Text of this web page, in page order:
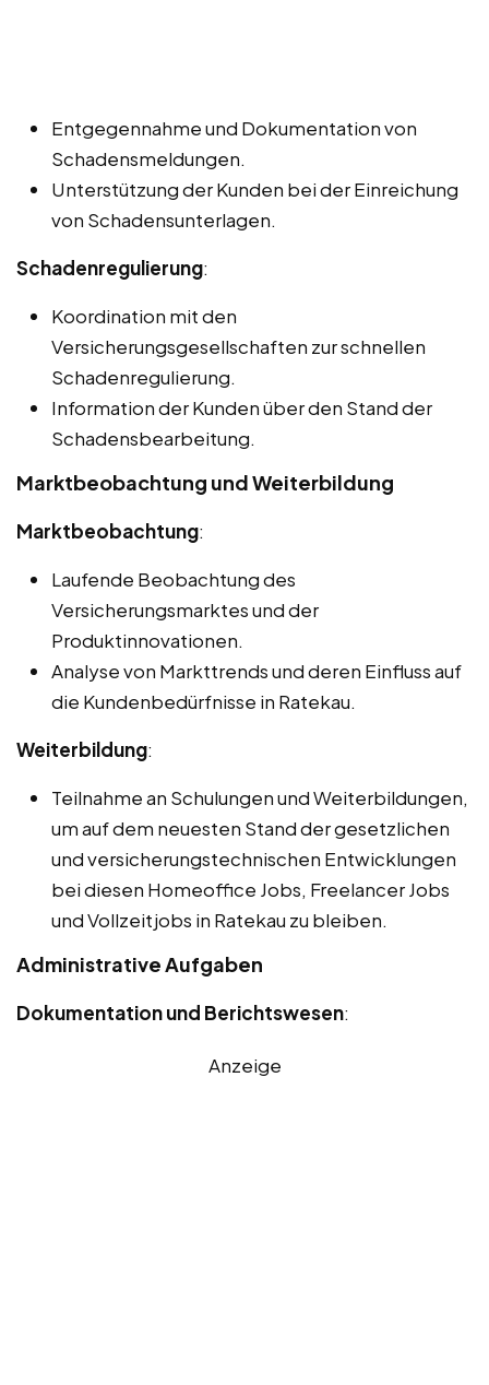
Entgegennahme und Dokumentation von
Schadensmeldungen.
Unterstützung der Kunden bei der Einreichung
von Schadensunterlagen.
Schadenregulierung:
Koordination mit den
Versicherungsgesellschaften zur schnellen
Schadenregulierung.
Information der Kunden über den Stand der
Schadensbearbeitung.
Marktbeobachtung und Weiterbildung
Marktbeobachtung:
Laufende Beobachtung des
Versicherungsmarktes und der
Produktinnovationen.
Analyse von Markttrends und deren Einfluss auf
die Kundenbedürfnisse in Ratekau.
Weiterbildung:
Teilnahme an Schulungen und Weiterbildungen,
um auf dem neuesten Stand der gesetzlichen
und versicherungstechnischen Entwicklungen
bei diesen Homeoffice Jobs, Freelancer Jobs
und Vollzeitjobs in Ratekau zu bleiben.
Administrative Aufgaben
Dokumentation und Berichtswesen:
Anzeige